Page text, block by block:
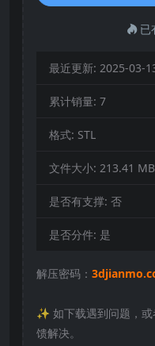
已
最近更新: 2025-03-
累计销量: 7
格式: STL
文件大小: 213.41 MB
是否有支撑: 否
是否分件: 是
解压密码：
✨️ 如下载遇到问题，
馈解决。